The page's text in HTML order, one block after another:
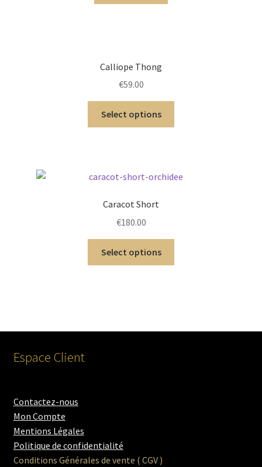
Calliope Thong
€59.00
Select options
Caracot Short
€180.00
Select options
Espace Client
Contactez-nous
Mon Compte
Mentions Légales
Politique de confidentialité
Conditions Générales de vente ( CGV )